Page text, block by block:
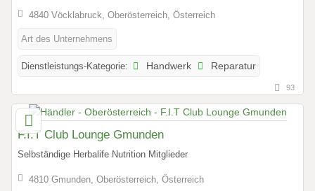
4840 Vöcklabruck, Oberösterreich, Österreich
Art des Unternehmens
Dienstleistungs-Kategorie: Handwerk Reparatur
93
F.I.T Club Lounge Gmunden
Selbständige Herbalife Nutrition Mitglieder
4810 Gmunden, Oberösterreich, Österreich